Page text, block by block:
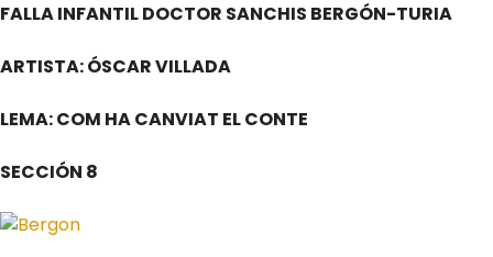
FALLA INFANTIL DOCTOR SANCHIS BERGÓN-TURIA
ARTISTA: ÓSCAR VILLADA
LEMA: COM HA CANVIAT EL CONTE
SECCIÓN 8